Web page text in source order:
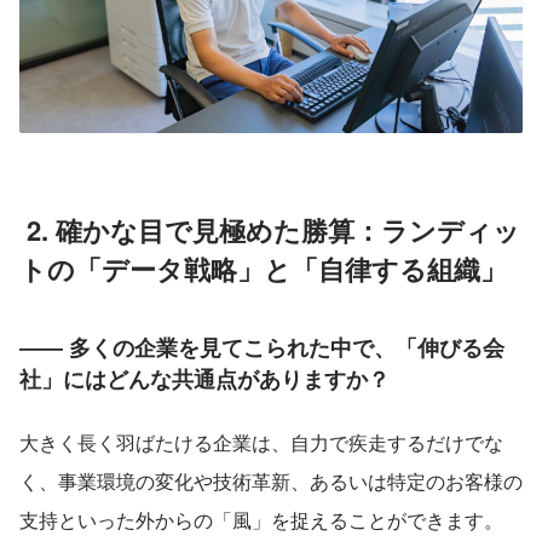
トの「データ戦略」と「自律する組織」
―― 多くの企業を見てこられた中で、「伸びる会
社」にはどんな共通点がありますか？
大きく長く羽ばたける企業は、自力で疾走するだけでな
く、事業環境の変化や技術革新、あるいは特定のお客様の
支持といった外からの「風」を捉えることができます。